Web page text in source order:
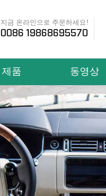
지금 온라인으로 주문하세요!
0086 19868695570
제품 동영상